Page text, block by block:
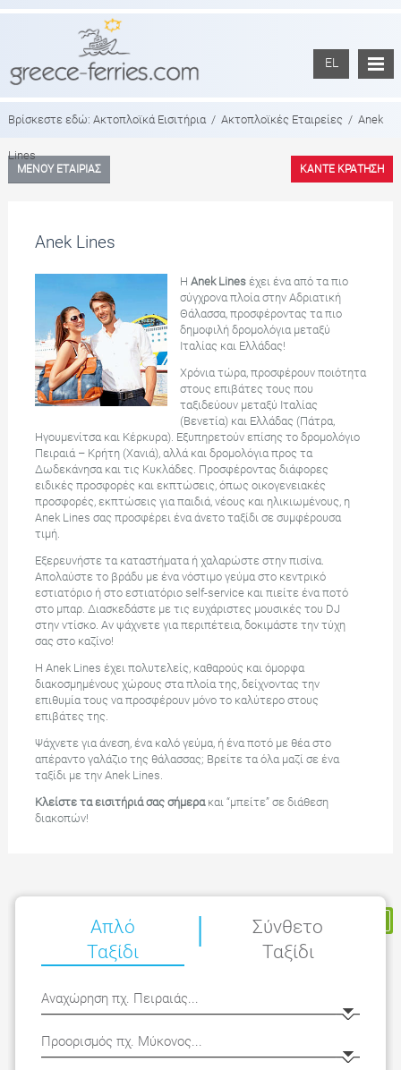
EL
Βρίσκεστε εδώ: Ακτοπλοϊκά Εισιτήρια / Ακτοπλοϊκές Εταιρείες / Anek
Lines
ΜΕΝΟΥ ΕΤΑΙΡΙΑΣ ΚΑΝΤΕ ΚΡΑΤΗΣΗ
Anek Lines
Η Anek Linesέχει ένα από τα πιο
σύγχρονα πλοία στην Αδριατική
Θάλασσα, προσφέροντας τα πιο
δημοφιλή δρομολόγια μεταξύ
Ιταλίας και Ελλάδας!
Χρόνια τώρα, προσφέρουν ποιότητα
στους επιβάτες τους που
ταξιδεύουν μεταξύ Ιταλίας
(Βενετία) και Ελλάδας (Πάτρα,
Ηγουμενίτσα και Κέρκυρα). Εξυπηρετούν επίσης το δρομολόγιο
Πειραιά – Κρήτη (Χανιά), αλλά και δρομολόγια προς τα
Δωδεκάνησα και τις Κυκλάδες. Προσφέροντας διάφορες
ειδικές προσφορές και εκπτώσεις, όπως οικογενειακές
προσφορές, εκπτώσεις για παιδιά, νέους και ηλικιωμένους, η
Anek Lines σας προσφέρει ένα άνετο ταξίδι σε συμφέρουσα
τιμή.
Εξερευνήστε τα καταστήματα ή χαλαρώστε στην πισίνα.
Απολαύστε το βράδυ με ένα νόστιμο γεύμα στο κεντρικό
εστιατόριο ή στο εστιατόριο self-service και πιείτε ένα ποτό
στο μπαρ. Διασκεδάστε με τις ευχάριστες μουσικές του DJ
στην ντίσκο. Αν ψάχνετε για περιπέτεια, δοκιμάστε την τύχη
σας στο καζίνο!
Η Αnek Lines έχει πολυτελείς, καθαρούς και όμορφα
διακοσμημένους χώρους στα πλοία της, δείχνοντας την
επιθυμία τους να προσφέρουν μόνο το καλύτερο στους
επιβάτες της.
Ψάχνετε για άνεση, ένα καλό γεύμα, ή ένα ποτό με θέα στο
απέραντο γαλάζιο της θάλασσας; Βρείτε τα όλα μαζί σε ένα
ταξίδι με την Αnek Lines.
Κλείστε τα εισιτήριά σας σήμερακαι “μπείτε” σε διάθεση
διακοπών!
Η Κράτησή μου
Απλό
Ταξίδι
|
Σύνθετο
Ταξίδι